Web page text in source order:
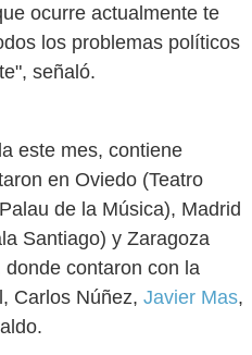
ocurre actualmente te
los problemas políticos
señaló.
este mes, contiene
en Oviedo (Teatro
de la Música), Madrid
Santiago) y Zaragoza
contaron con la
Carlos Núñez, Javier Mas,